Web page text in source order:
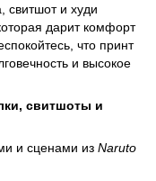
свитшот и худи
дарит комфорт
что принт
и высокое
свитшоты и
и сценами из Naruto